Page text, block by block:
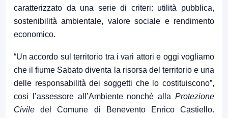
caratterizzato da una serie di criteri: utilità pubblica,
sostenibilità ambientale, valore sociale e rendimento
economico.
“Un accordo sul territorio tra i vari attori e oggi vogliamo
che il fiume Sabato diventa la risorsa del territorio e una
delle responsabilità dei soggetti che lo costituiscono”,
cosi l’assessore all’Ambiente nonchè alla Protezione
Civile del Comune di Benevento Enrico Castiello.